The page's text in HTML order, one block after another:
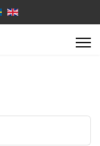
σας